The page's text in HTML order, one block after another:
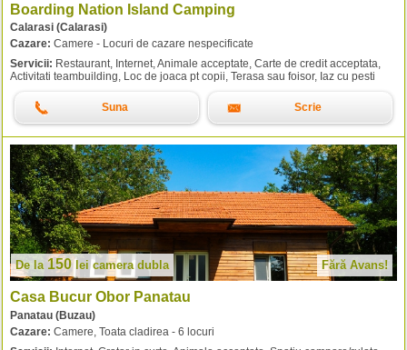
Boarding Nation Island Camping
Calarasi (Calarasi)
Cazare: Camere - Locuri de cazare nespecificate
Servicii: Restaurant, Internet, Animale acceptate, Carte de credit acceptata,
Activitati teambuilding, Loc de joaca pt copii, Terasa sau foisor, Iaz cu pesti
Suna Scrie
De la 150lei camera dubla Fără Avans!
Casa Bucur Obor Panatau
Panatau (Buzau)
Cazare: Camere, Toata cladirea - 6 locuri